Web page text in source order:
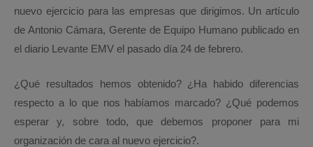
nuevo ejercicio para las empresas que dirigimos. Un artículo
de Antonio Cámara, Gerente de Equipo Humano publicado en
el diario Levante EMV el pasado día 24 de febrero.
¿Qué resultados hemos obtenido? ¿Ha habido diferencias
respecto a lo que nos habíamos marcado? ¿Qué podemos
esperar y, sobre todo, que debemos proponer para mi
organización de cara al nuevo ejercicio?.